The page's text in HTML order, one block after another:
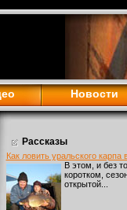
Новости
Рассказы
Как ловить уральского карпа
В этом, и без
коротком,
открытой...